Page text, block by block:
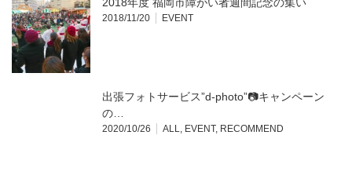
2018/11/20 EVENT
出張フォトサービス”d-photo”📷キャンペーン
の…
2020/10/26 ALL EVENT, RECOMMEND